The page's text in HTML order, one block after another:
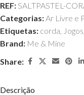
REF:SALTPASTEL-
Categorias:Ar Livre e
Etiquetas: corda, Jogos
Brand: Me & Mine
Share:
Descrição